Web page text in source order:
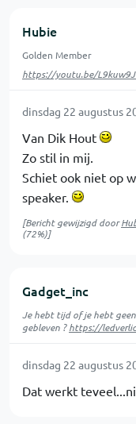
Hubie
Golden Member
https://youtu.be/
dinsdag 22 augustus
Van Dik Hout
Zo stil in mij.
Schiet ook niet op
speaker.
[Bericht gewijzigd door
(72%)]
Gadget_inc
Je hebt tijd of je hebt
gebleven ?https://
dinsdag 22 augustus
Dat werkt